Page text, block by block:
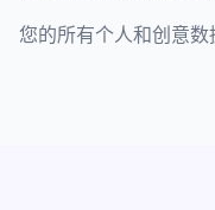
您的所有个人和创意数